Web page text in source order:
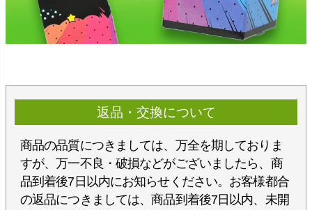
返品・交換について
商品の品質につきましては、万全を期しておりま
すが、万一不良・破損などがございましたら、商
品到着後7日以内にお知らせください。お客様都合
の返品につきましては、商品到着後7日以内、未開